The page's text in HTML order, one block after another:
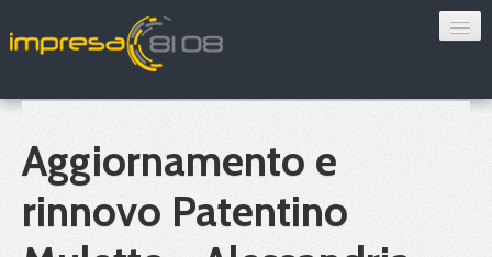
Sorveglianza sanitaria
Convenzioni
Blog
Aggiornamento e
rinnovo Patentino